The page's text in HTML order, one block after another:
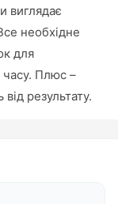
виглядає
необхідне
для
часу. Плюс –
від результату.